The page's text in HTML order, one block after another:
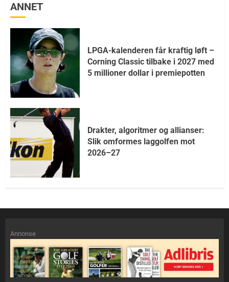
ANNET
LPGA-kalenderen får kraftig løft –
Corning Classic tilbake i 2027 med
5 millioner dollar i premiepotten
Drakter, algoritmer og allianser:
Slik omformes laggolfen mot
2026–27
Annonse